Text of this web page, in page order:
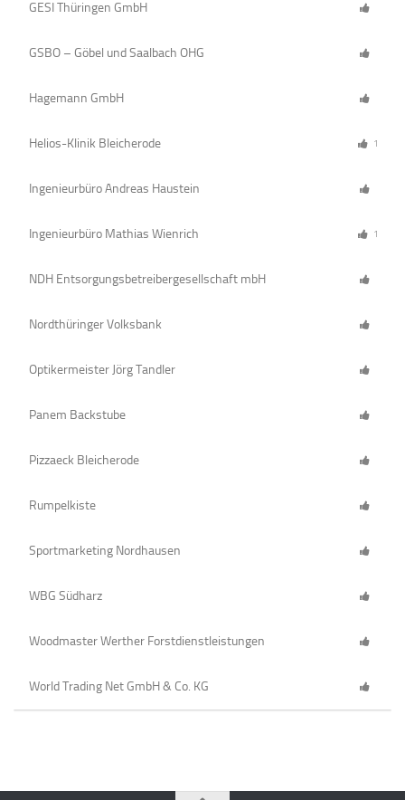
GESI Thüringen GmbH
GSBO – Göbel und Saalbach OHG
Hagemann GmbH
Helios-Klinik Bleicherode 1
Ingenieurbüro Andreas Haustein
Ingenieurbüro Mathias Wienrich 1
NDH Entsorgungsbetreibergesellschaft mbH
Nordthüringer Volksbank
Optikermeister Jörg Tandler
Panem Backstube
Pizzaeck Bleicherode
Rumpelkiste
Sportmarketing Nordhausen
WBG Südharz
Woodmaster Werther Forstdienstleistungen
World Trading Net GmbH & Co. KG